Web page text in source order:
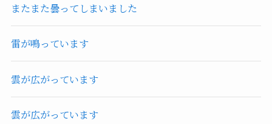
またまた曇ってしまいました
雷が鳴っています
雲が広がっています
雲が広がっています